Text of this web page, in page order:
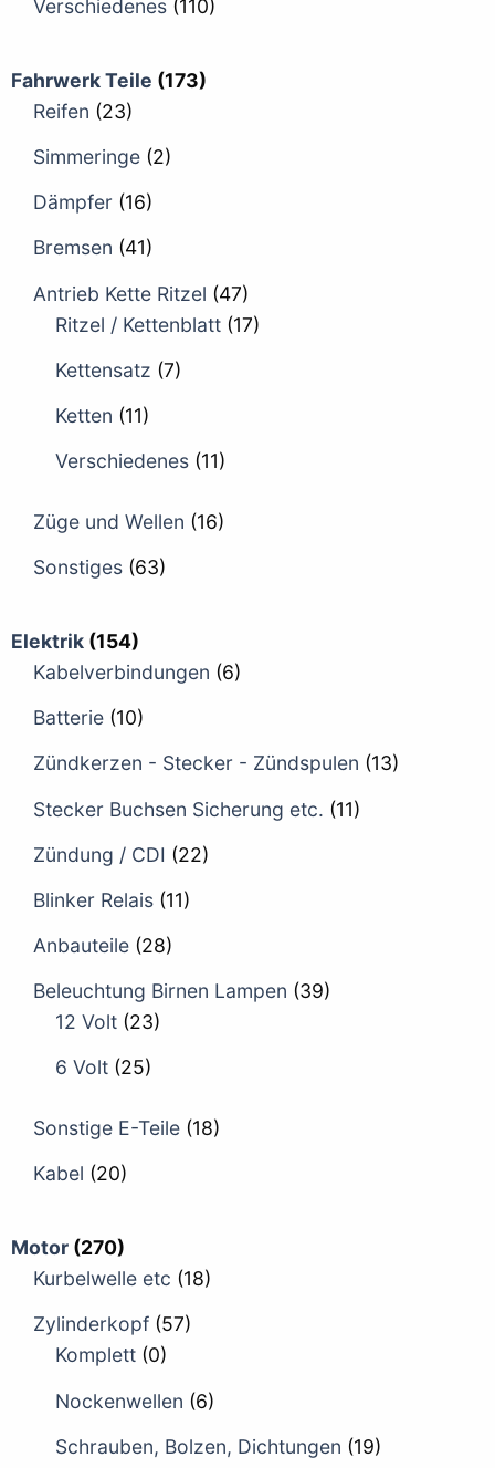
Verschiedenes (110)
Fahrwerk Teile (173)
Reifen (23)
Simmeringe (2)
Dämpfer (16)
Bremsen (41)
Antrieb Kette Ritzel (47)
Ritzel / Kettenblatt (17)
Kettensatz (7)
Ketten (11)
Verschiedenes (11)
Züge und Wellen (16)
Sonstiges (63)
Elektrik (154)
Kabelverbindungen (6)
Batterie (10)
Zündkerzen - Stecker - Zündspulen (13)
Stecker Buchsen Sicherung etc. (11)
Zündung / CDI (22)
Blinker Relais (11)
Anbauteile (28)
Beleuchtung Birnen Lampen (39)
12 Volt (23)
6 Volt (25)
Sonstige E-Teile (18)
Kabel (20)
Motor (270)
Kurbelwelle etc (18)
Zylinderkopf (57)
Komplett (0)
Nockenwellen (6)
Schrauben, Bolzen, Dichtungen (19)